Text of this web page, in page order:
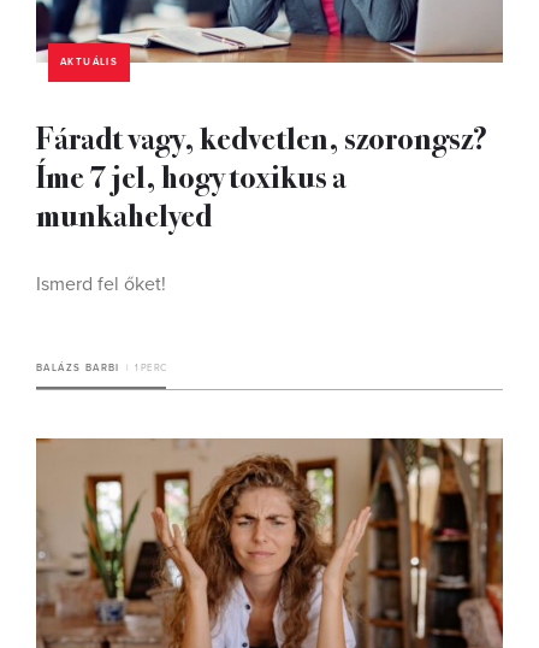
AKTUÁLIS
Fáradt vagy, kedvetlen, szorongsz?
Íme 7 jel, hogy toxikus a
munkahelyed
Ismerd fel őket!
BALÁZS BARBI 1 PERC